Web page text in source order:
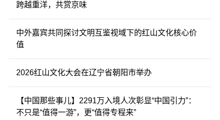
跨越重洋，共赏京味
中外嘉宾共同探讨文明互鉴视域下的红山文化核心价
值
2026红山文化大会在辽宁省朝阳市举办
【中国那些事儿】2291万入境人次彰显“中国引力”：
不只是“值得一游”，更“值得专程来”